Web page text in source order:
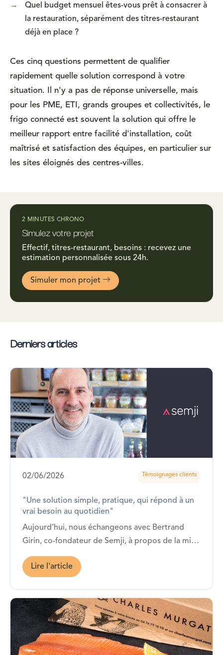
→
Quel budget mensuel êtes-vous prêt à consacrer à
la restauration, séparément des titres-restaurant
déjà en place ?
Ces cinq questions permettent de qualifier
rapidement quelle solution correspond à votre
situation. Il n'y a pas de réponse universelle, mais
pour les PME, ETI, grands groupes et collectivités, le
frigo connecté est souvent la solution qui offre le
meilleur rapport entre facilité d'installation, coût
maîtrisé et satisfaction des équipes, en particulier sur
les sites éloignés des centres-villes.
2 MINUTES CHRONO
Simulez votre projet
Effectif, titres-restaurant, besoins : recevez une
estimation personnalisée sous 24h.
Simuler mon projet
Derniers articles
02/06/2026 Témoignages clients
"Une solution simple, pratique, qui répond à un
vrai besoin au quotidien"
Aujourd’hui, nous échangeons avec Bertrand
Girin, co-fondateur de Semji, à propos de la mise
en place de la solution de restauration Fricots. La
vitrine Fricots y est installée depuis janvier 2026 !
Lire l'article